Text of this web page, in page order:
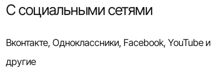
С социальными сетями
Вконтакте, Одноклассники, Facebook, YouTube и
другие